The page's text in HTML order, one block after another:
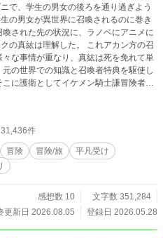
で、学生の男女の後ろを通り過ぎよう
の男女が異世界に召喚されるのに巻き
された先の状況に、ラノベにアニメに
の真紘は理解した。 これアカン方の召
な事情が重なり、真紘は死を免れて単
の世界での知識と召喚者特典を駆使し
に護衛としてイケメン騎士謙冒険者の
まい、仕方なく国境まで護衛として同
鈍
です。でもBLです。 冒険や人と
観がメインで、恋愛要素までいくのが
の心の機微を書くのが楽しくてジレジ
それでも良ければのんびりお付き合い
。 R18要素は入れる予定ですが、進行
で、ご了承下さい。 誤字脱字等あ
御報告頂けますと助かります。 良ければ
件
冒険 冒険/旅
平凡受け
感想数 10
文字数 351,284
更新日 2026.08.05
登録日 2026.05.28